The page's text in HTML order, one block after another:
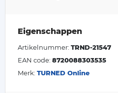
Eigenschappen
Artikelnummer: TRND-21547
EAN code: 8720088303535
Merk: TURNED Online